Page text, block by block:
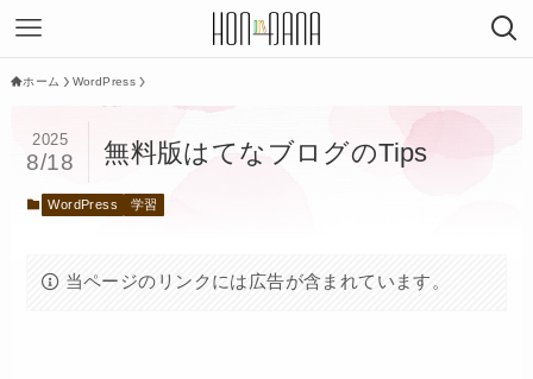
ホーム WordPress
無料版はてなブログのTips
2025
8/18
WordPress 学習
当ページのリンクには広告が含まれています。